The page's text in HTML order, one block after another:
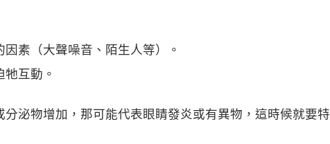
素（大聲噪音、陌生人等）。
互動。
泌物增加，那可能代表眼睛發炎或有異物，這時候就要特